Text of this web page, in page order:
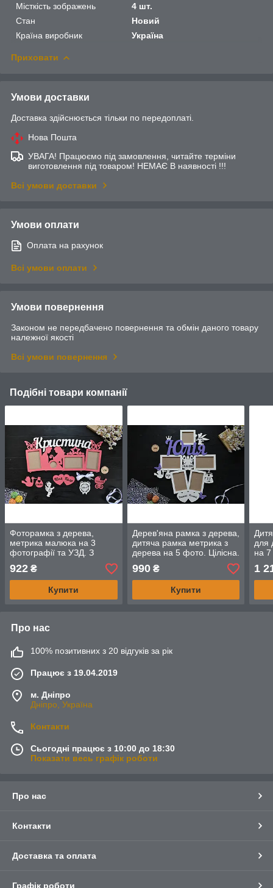
Місткість зображень
4 шт.
Стан
Новий
Країна виробник
Україна
Приховати
Умови доставки
Доставка здійснюється тільки по передоплаті.
Нова Пошта
УВАГА! Працюємо під замовлення, читайте терміни
виготовлення під товаром! НЕМАЄ В наявності !!!
Всі умови доставки
Умови оплати
Оплата на рахунок
Всі умови оплати
Умови повернення
Законом не передбачено повернення та обмін даного товару
належної якості
Всі умови повернення
Подібні товари компанії
Фоторамка з дерева,
метрика малюка на 3
фотографії та УЗД. З
метеликами, для дівчинки.
Христина
922 ₴
Купити
Дерев'яна рамка з дерева,
дитяча рамка метрика з
дерева на 5 фото. Цілісна.
Юлія (будь-яке ім'я)
990₴
Купити
для
на
ім'я)
1
Про нас
100% позитивних з 20 відгуків за рік
Працює з 19.04.2019
м. Дніпро
Дніпро, Україна
Контакти
Сьогодні працює з 10:00 до 18:30
Показати весь графік роботи
Про нас
Контакти
Доставка та оплата
Графік роботи